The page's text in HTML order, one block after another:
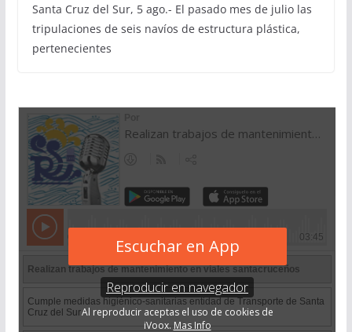
Santa Cruz del Sur, 5 ago.- El pasado mes de julio las
tripulaciones de seis navíos de estructura plástica,
pertenecientes